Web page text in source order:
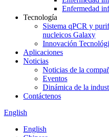
Enfermedad
Tecnología
Sistema qPCR y
nucleicos Galaxy
Innovación
Aplicaciones
Noticias
Noticias de la
Eventos
Dinámica de la
Contáctenos
English
English